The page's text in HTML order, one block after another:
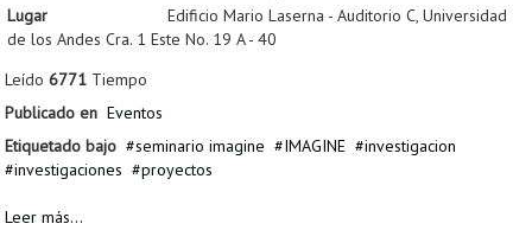
Lugar
Edificio Mario Laserna - Auditorio C, Universidad
de los Andes Cra. 1 Este No. 19 A - 40
Leído 6771 Tiempo
Publicado en Eventos
Etiquetado bajo
seminario imagine IMAGINE
investigacion
investigaciones
proyectos
Leer más...